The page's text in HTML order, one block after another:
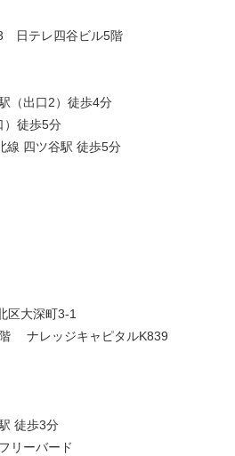
日テレ四谷ビル5階
（出口2）徒歩4分
）徒歩5分
線 四ツ谷駅 徒歩5分
区大深町3-1
ナレッジキャピタルK839
徒歩3分
リーバード